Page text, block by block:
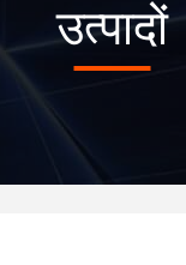
उत्पादों